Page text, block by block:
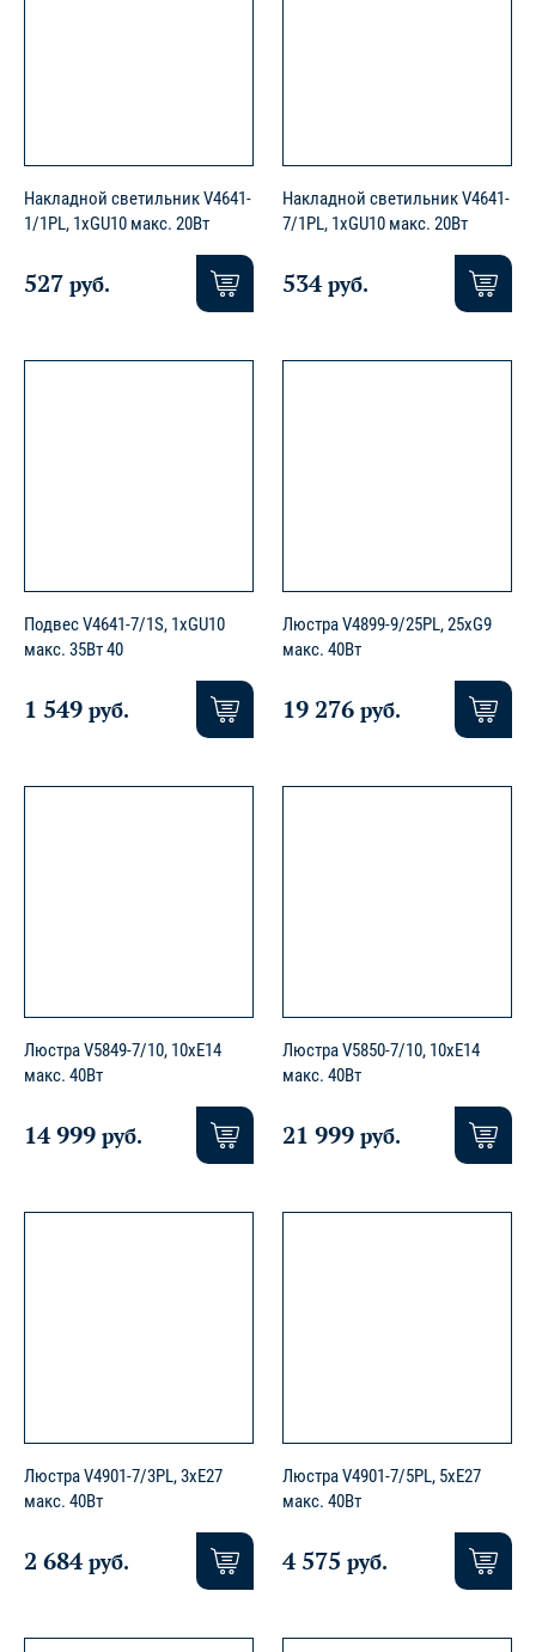
Накладной светильник V4641-
1/1PL, 1хGU10 макс. 20Вт
527 руб.
Накладной светильник V4641-
7/1PL, 1хGU10 макс. 20Вт
534руб.
Подвес V4641-7/1S, 1хGU10
макс. 35Вт 40
1 549 руб.
Люстра V4899-9/25PL, 25xG9
макс. 40Вт
19 276 руб.
Люстра V5849-7/10, 10xE14
макс. 40Вт
14 999 руб.
Люстра V5850-7/10, 10xE14
макс. 40Вт
21 999 руб.
Люстра V4901-7/3PL, 3xE27
макс. 40Вт
2 684руб.
Люстра V4901-7/5PL, 5xE27
макс. 40Вт
4 575 руб.